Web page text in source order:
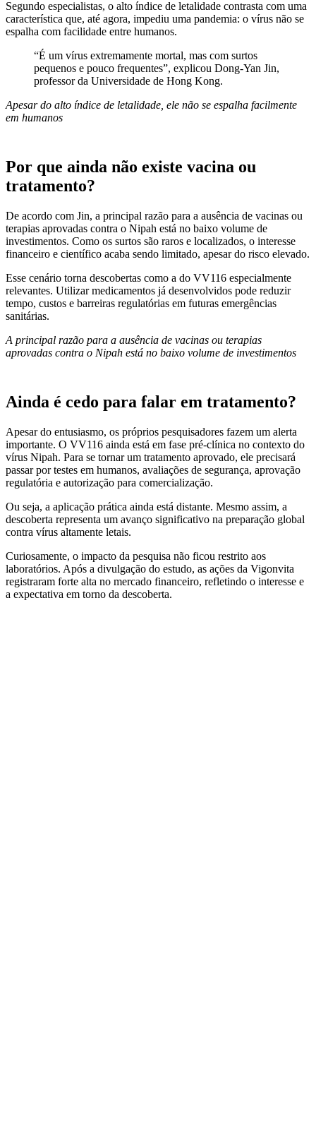
Segundo especialistas, o alto índice de letalidade contrasta com uma
característica que, até agora, impediu uma pandemia: o vírus não se
espalha com facilidade entre humanos.
“É um vírus extremamente mortal, mas com surtos
pequenos e pouco frequentes”, explicou Dong-Yan Jin,
professor da Universidade de Hong Kong.
Apesar do alto índice de letalidade, ele não se espalha facilmente
em humanos
Por que ainda não existe vacina ou
tratamento?
De acordo com Jin, a principal razão para a ausência de vacinas ou
terapias aprovadas contra o Nipah está no baixo volume de
investimentos. Como os surtos são raros e localizados, o interesse
financeiro e científico acaba sendo limitado, apesar do risco elevado.
Esse cenário torna descobertas como a do VV116 especialmente
relevantes. Utilizar medicamentos já desenvolvidos pode reduzir
tempo, custos e barreiras regulatórias em futuras emergências
sanitárias.
A principal razão para a ausência de vacinas ou terapias
aprovadas contra o Nipah está no baixo volume de investimentos
Ainda é cedo para falar em tratamento?
Apesar do entusiasmo, os próprios pesquisadores fazem um alerta
importante. O VV116 ainda está em fase pré-clínica no contexto do
vírus Nipah. Para se tornar um tratamento aprovado, ele precisará
passar por testes em humanos, avaliações de segurança, aprovação
regulatória e autorização para comercialização.
Ou seja, a aplicação prática ainda está distante. Mesmo assim, a
descoberta representa um avanço significativo na preparação global
contra vírus altamente letais.
Curiosamente, o impacto da pesquisa não ficou restrito aos
laboratórios. Após a divulgação do estudo, as ações da Vigonvita
registraram forte alta no mercado financeiro, refletindo o interesse e
a expectativa em torno da descoberta.